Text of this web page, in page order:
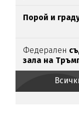
Порой и
Федерален
зала на